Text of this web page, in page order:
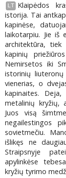
LT
Klaipėdos
istorija. Tai
kapinėse,
laikotarpiu. Jie iš
architektūra,
kapinių
Nemirsetos iki
istorinių
vienerias, o
kapinaites.
metalinių kryžių,
Juos visą
negailestingos
sovietmečiu.
išlikęs ne
Straipsnyje
apylinkėse
kryžių tyrimo